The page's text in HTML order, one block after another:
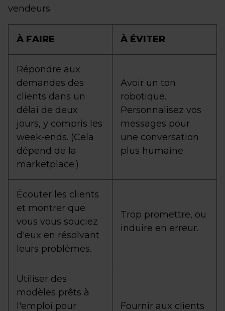
vendeurs.
À FAIRE À ÉVITER
Répondre aux
demandes des
clients dans un
délai de deux
jours, y compris les
week-ends. (Cela
dépend de la
marketplace.)
Avoir un ton
robotique.
Personnalisez vos
messages pour
une conversation
plus humaine.
Écouter les clients
et montrer que
vous vous souciez
d'eux en résolvant
leurs problèmes.
Trop promettre, ou
induire en erreur.
Utiliser des
modèles prêts à
l'emploi pour
Fournir aux clients